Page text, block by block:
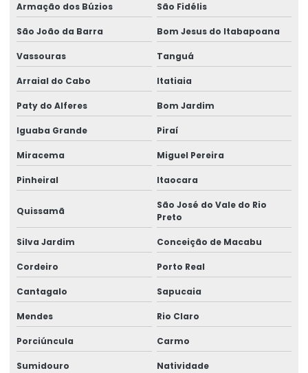
Consultoria em higiene ocupacional
Consultoria em ler dort
Consultoria em medicina e segurança do trabalho
Consultoria em ntep
Consultoria em redução risco trabalhista
Consultoria e treinamentos em ergonomia
Elaboração de laudos de insalubridade
Elaboração de quesitos de insalubridade e periculosidade
Elaboração de quesitos médicos
Elaboração de quesitos periciais
Elaboração de subsídios médicos para contestação
Armação dos Búzios São Fidélis
São João da Barra Bom Jesus do Itabapoana
Vassouras Tanguá
Arraial do Cabo Itatiaia
Paty do Alferes Bom Jardim
Iguaba Grande Piraí
Miracema Miguel Pereira
Pinheiral Itaocara
Quissamã
São José do Vale do Rio
Preto
Silva Jardim Conceição de Macabu
Cordeiro Porto Real
Cantagalo Sapucaia
Mendes Rio Claro
Porciúncula Carmo
Sumidouro Natividade